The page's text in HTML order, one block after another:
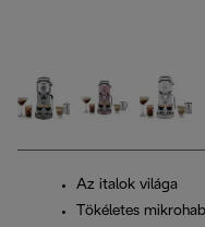
Az italok világa
Tökéletes mikrohab